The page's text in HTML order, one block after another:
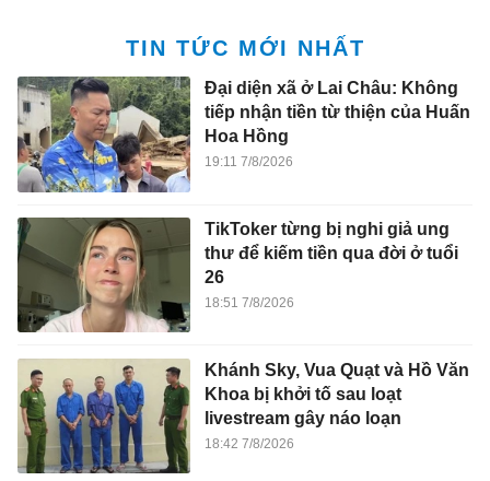
TIN TỨC MỚI NHẤT
Đại diện xã ở Lai Châu: Không
tiếp nhận tiền từ thiện của Huấn
Hoa Hồng
19:11 7/8/2026
TikToker từng bị nghi giả ung
thư để kiếm tiền qua đời ở tuổi
26
18:51 7/8/2026
Khánh Sky, Vua Quạt và Hồ Văn
Khoa bị khởi tố sau loạt
livestream gây náo loạn
18:42 7/8/2026